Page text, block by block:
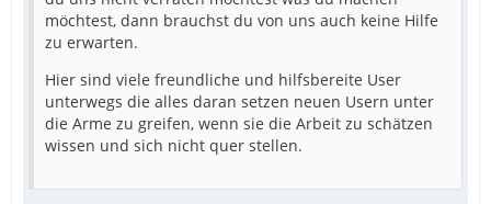
möchtest, dann brauchst du von uns auch keine Hilfe
zu erwarten.
Hier sind viele freundliche und hilfsbereite User
unterwegs die alles daran setzen neuen Usern unter
die Arme zu greifen, wenn sie die Arbeit zu schätzen
wissen und sich nicht quer stellen.